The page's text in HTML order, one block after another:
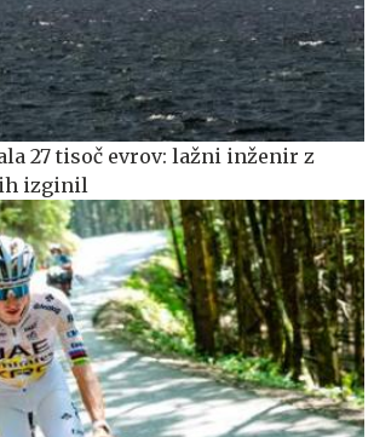
27 tisoč evrov: lažni inženir z
izginil